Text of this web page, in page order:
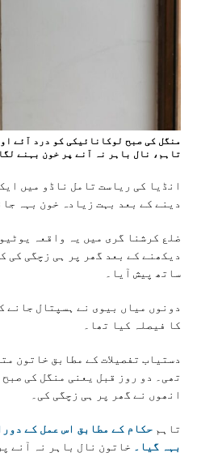
منگل کی صبح لوکانائیکی کو درد آئے
تاہم، نال باہر نہ آنے پر خون بہنے لگا
انڈیا کی ریاست تامل ناڈو میں
دینے کے بعد بہت زیادہ خون بہہ
ضلع کرشنا گری میں یہ واقعہ
دیکھنے کے بعد گھر پر ہی زچگی کی
ساتھ پیش آیا۔
دونوں میاں بیوی نے ہسپتال جانے
کا فیصلہ کیا تھا۔
تھی۔ دو روز قبل یعنی منگل کی
انھوں نے گھر پر ہی زچگی کی۔
تاہم حکام کے مطابق اس عمل کے
بہہ گیا۔ خاتون نال باہر نہ آنے